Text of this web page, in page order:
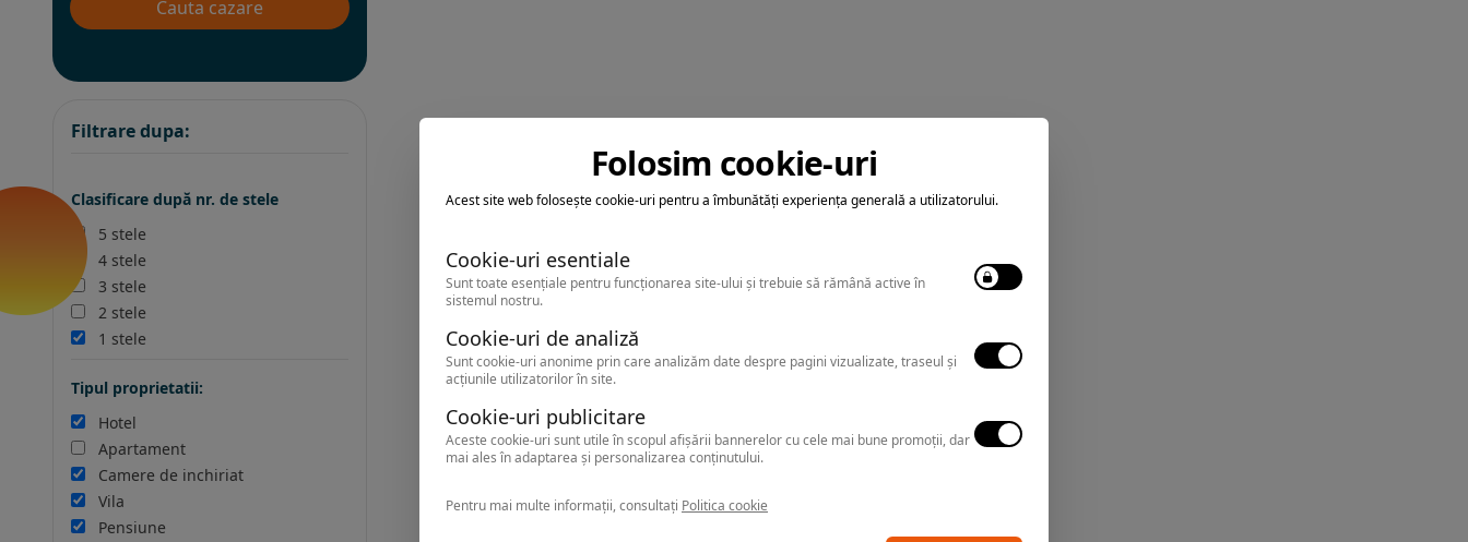
Filtrare dupa:
Clasificare după nr. de stele
5 stele
4 stele
3 stele
2 stele
1 stele
Tipul proprietatii:
Hotel
Apartament
Camere de inchiriat
Vila
Pensiune
Folosim cookie-uri
Acest site web folosește cookie-uri pentru a îmbunătăți experiența generală a utilizatorului.
Cookie-uri esentiale
Sunt toate esențiale pentru funcționarea site-ului și trebuie să rămână active în
sistemul nostru.
Cookie-uri de analiză
Sunt cookie-uri anonime prin care analizăm date despre pagini vizualizate, traseul și
acțiunile utilizatorilor în site.
Cookie-uri publicitare
Aceste cookie-uri sunt utile în scopul afișării bannerelor cu cele mai bune promoții, dar
mai ales în adaptarea și personalizarea conținutului.
Pentru mai multe informații, consultați Politica cookie